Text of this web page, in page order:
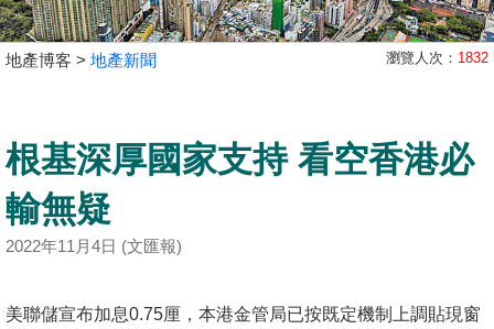
業
主
宅
谷
按
地
地產博客 > 地產新聞 瀏覽人次： 1832
根基深厚國家支持 看空香港必
輸無疑
2022年11月4日 (文匯報)
美聯儲宣布加息0.75厘，本港金管局已按既定機制上調貼現窗